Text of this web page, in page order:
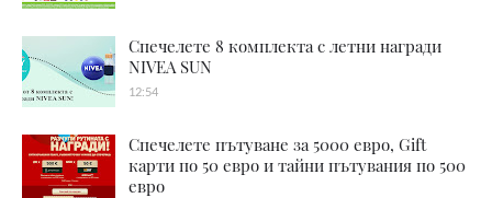
Спечелете 8 комплекта с летни награди
NIVEA SUN
12:54
Спечелете пътуване за 5000 евро, Gift
карти по 50 евро и тайни пътувания по 500
евро